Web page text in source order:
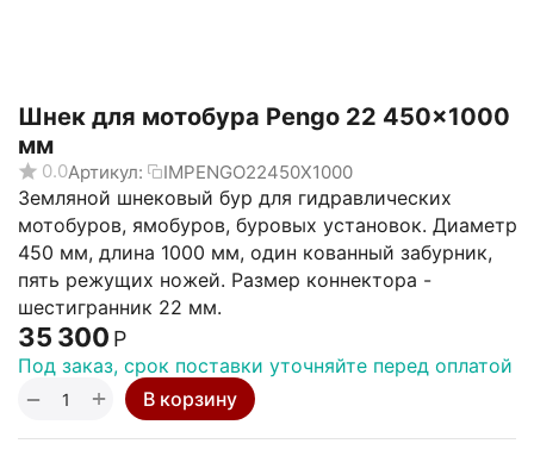
Шнек для мотобура Pengo 22 450x1000
мм
0.0Артикул: IMPENGO22450X1000
Земляной шнековый бур для гидравлических
мотобуров, ямобуров, буровых установок. Диаметр
450 мм, длина 1000 мм, один кованный забурник,
пять режущих ножей. Размер коннектора -
шестигранник 22 мм.
35 300 Р
Под заказ, срок поставки уточняйте перед оплатой
+
− В корзину